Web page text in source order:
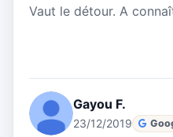
Vaut le détour. A
Gayou F.
23/12/2019